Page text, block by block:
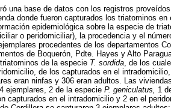
una base de datos con los registros
donde fueron capturados los triatominos en
epidemiológica sobre la especie de
o peridomiciliar), la procedencia y el
procedentes de los departamentos
de Boquerón, Pdte. Hayes y Alto
de la especie T. sordida, de los
de los capturados en el
eran ninfas y 306 eran adultos. Las
ejemplares, 2 de la especie P. geniculatus, 1
capturados en el intradomicilio y 2 en el